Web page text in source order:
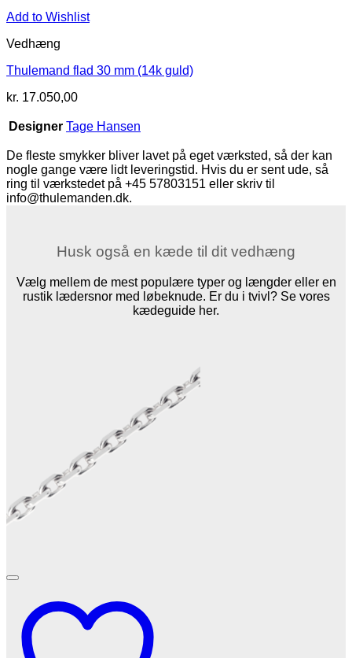
Add to Wishlist
Vedhæng
Thulemand flad 30 mm (14k guld)
kr. 17.050,00
Designer Tage Hansen
De fleste smykker bliver lavet på eget værksted, så der kan
nogle gange være lidt leveringstid. Hvis du er sent ude, så
ring til værkstedet på +45 57803151 eller skriv til
info@thulemanden.dk.
Husk også en kæde til dit vedhæng
Vælg mellem de mest populære typer og længder eller en
rustik lædersnor med løbeknude. Er du i tvivl? Se vores
kædeguide her.